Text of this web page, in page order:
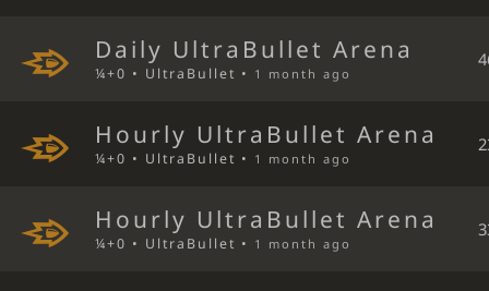
Daily UltraBullet Arena
¼+0 • UltraBullet • 1 month ago
Hourly UltraBullet Arena
¼+0 • UltraBullet • 1 month ago
Hourly UltraBullet Arena
¼+0 • UltraBullet • 1 month ago